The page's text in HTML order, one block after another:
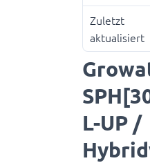
Zuletzt
aktualisiert
L-UP /